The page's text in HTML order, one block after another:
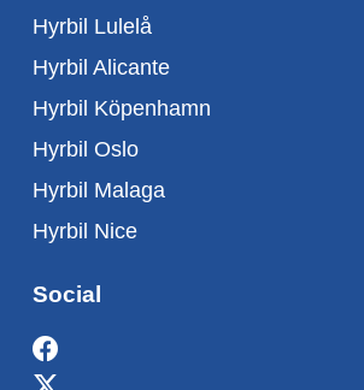
Hyrbil Lulelå
Hyrbil Alicante
Hyrbil Köpenhamn
Hyrbil Oslo
Hyrbil Malaga
Hyrbil Nice
Social